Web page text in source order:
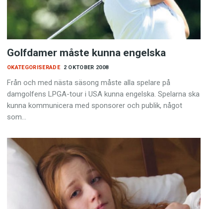
Golfdamer måste kunna engelska
2 OKTOBER 2008
OKATEGORISERADE
Från och med nästa säsong måste alla spelare på
damgolfens LPGA-tour i USA kunna engelska. Spelarna ska
kunna kommunicera med sponsorer och publik, något
som…